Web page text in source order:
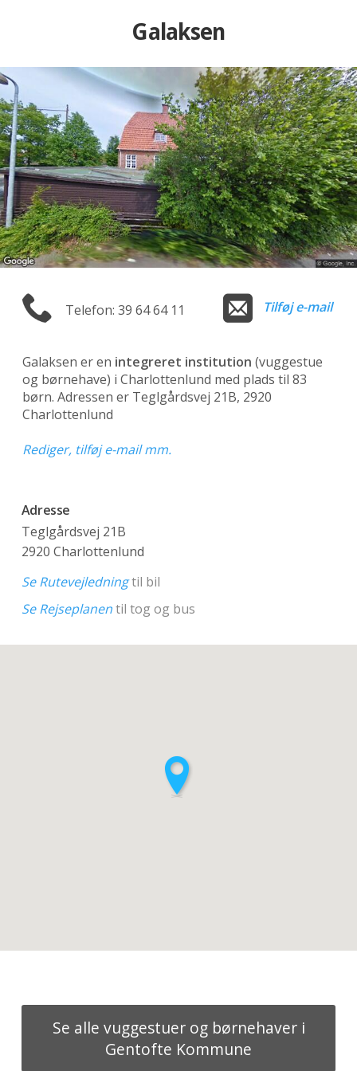
Galaksen
Telefon: 39 64 64 11 Tilføj e-mail
Galaksen er en integreret institution (vuggestue
og børnehave) i Charlottenlund med plads til 83
børn. Adressen er Teglgårdsvej 21B, 2920
Charlottenlund
Rediger, tilføj e-mail mm.
Adresse
Teglgårdsvej 21B
2920 Charlottenlund
Se Rutevejledningtil bil
Se Rejseplanentil tog og bus
Se alle vuggestuer og børnehaver i
Gentofte Kommune